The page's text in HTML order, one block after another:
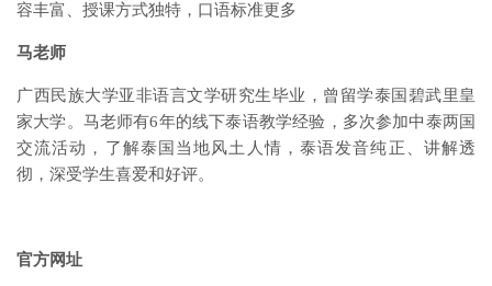
容丰富、授课方式独特，口语标准更多
马老师
广西民族大学亚非语言文学研究生毕业，曾留学泰国碧武里皇
家大学。马老师有6年的线下泰语教学经验，多次参加中泰两国
交流活动，了解泰国当地风土人情，泰语发音纯正、讲解透
彻，深受学生喜爱和好评。
官方网址